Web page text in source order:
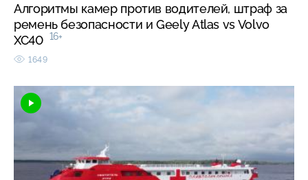
Алгоритмы камер против водителей, штраф за
ремень безопасности и Geely Atlas vs Volvo
XC40 16+
1649